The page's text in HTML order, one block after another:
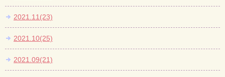
2021.11(23)
2021.10(25)
2021.09(21)